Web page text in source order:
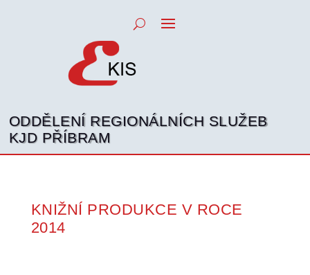
ODDĚLENÍ REGIONÁLNÍCH SLUŽEB
KJD PŘÍBRAM
KNIŽNÍ PRODUKCE V ROCE
2014